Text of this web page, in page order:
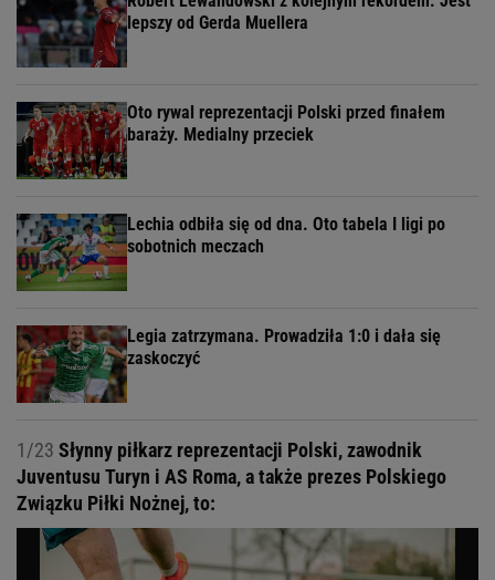
lepszy od Gerda Muellera
Oto rywal reprezentacji Polski przed finałem
baraży. Medialny przeciek
Lechia odbiła się od dna. Oto tabela I ligi po
sobotnich meczach
Legia zatrzymana. Prowadziła 1:0 i dała się
zaskoczyć
1/23 Słynny piłkarz reprezentacji Polski, zawodnik
Juventusu Turyn i AS Roma, a także prezes Polskiego
Związku Piłki Nożnej, to: